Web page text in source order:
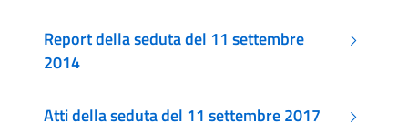
Report della seduta del 11 settembre
2014
Atti della seduta del 11 settembre 2017